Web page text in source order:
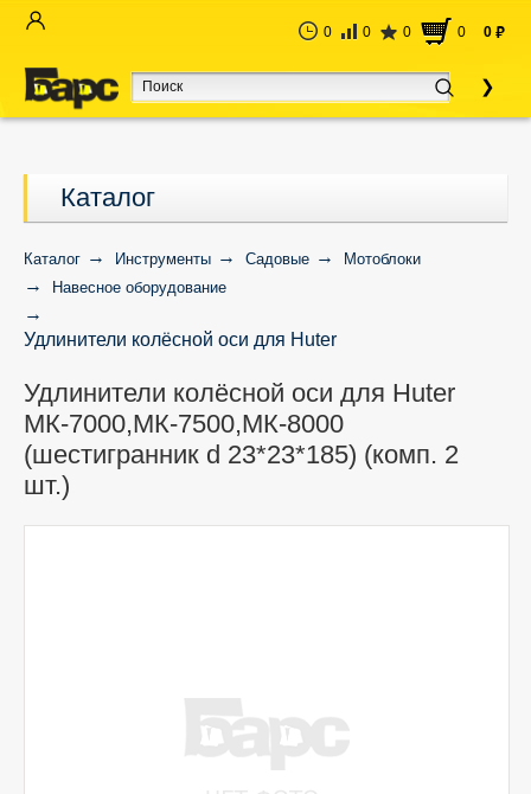
0 0 0 0 0 руб
Каталог
Каталог Инструменты Садовые
Мотоблоки
Навесное оборудование
Удлинители колёсной оси для Huter
23*23*185) (комп. 2 шт.)
Удлинители колёсной оси для Huter
МК-7000,МК-7500,МК-8000
(шестигранник d 23*23*185) (комп. 2
шт.)